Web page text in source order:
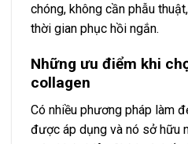
chóng, không cần phẫu
thời gian phục hồi ngắn.
Những ưu điểm khi
collagen
Có nhiều phương pháp làm
được áp dụng và nó sở hữu